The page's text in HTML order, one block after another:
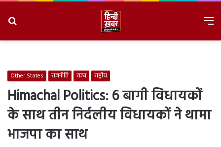
Other States राजनीति राज्य राष्ट्रीय
Himachal Politics: 6 बागी विधायकों
के साथ तीन निर्दलीय विधायकों ने थामा
भाजपा का साथ